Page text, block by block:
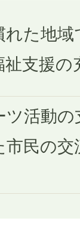
れた地
祉支援
ツ活動
市民の